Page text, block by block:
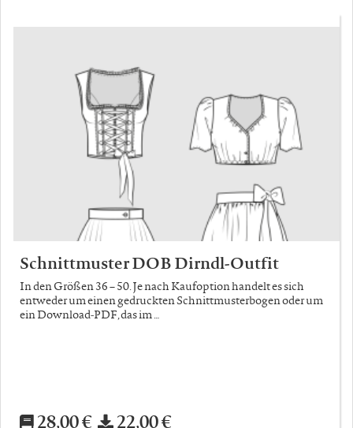
Schnittmuster DOB Dirndl-Outfit
In den Größen 36 – 50. Je nach Kaufoption handelt es sich
entweder um einen gedruckten Schnittmusterbogen oder um
ein Download-PDF, das im …
28,00 € 22,00 €